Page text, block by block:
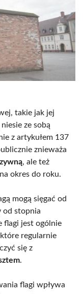
takie jak jej
ze sobą
z artykułem 137
znieważa
, ale też
na okres do roku.
mogą sięgać od
od stopnia
flagi jest ogólnie
regularnie
się z
.
flagi wpływa